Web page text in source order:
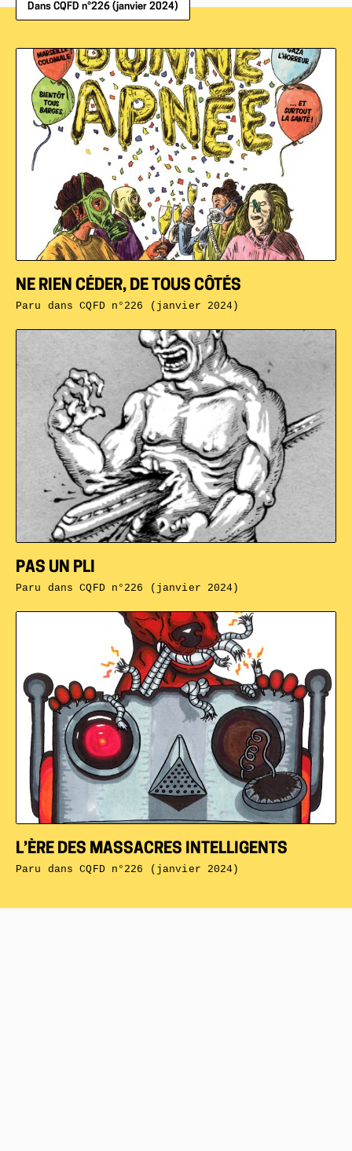
Dans CQFD n°226 (janvier 2024)
L’ÈRE DES MASSACRES INTELLIGENTS
Paru dansCQFD n°226 (janvier 2024)
PAS UN PLI
Paru dansCQFD n°226 (janvier 2024)
NE RIEN CÉDER, DE TOUS CÔTÉS
Paru dansCQFD n°226 (janvier 2024)